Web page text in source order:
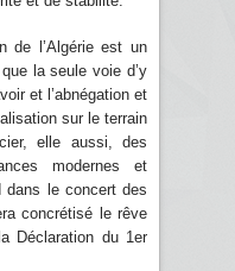
de l’Algérie est un
la seule voie d’y
et l’abnégation et
sur le terrain
elle aussi, des
modernes et
dans le concert des
concrétisé le rêve
Déclaration du 1er